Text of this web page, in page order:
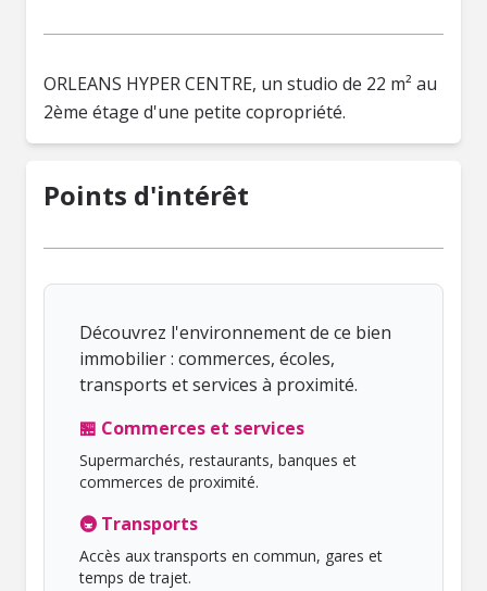
ORLEANS HYPER CENTRE, un studio de 22 m² au
2ème étage d'une petite copropriété.
Points d'intérêt
Découvrez l'environnement de ce bien
immobilier : commerces, écoles,
transports et services à proximité.
🏪 Commerces et services
Supermarchés, restaurants, banques et
commerces de proximité.
🚇 Transports
Accès aux transports en commun, gares et
temps de trajet.